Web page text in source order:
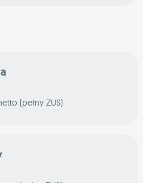
(pełny ZUS)